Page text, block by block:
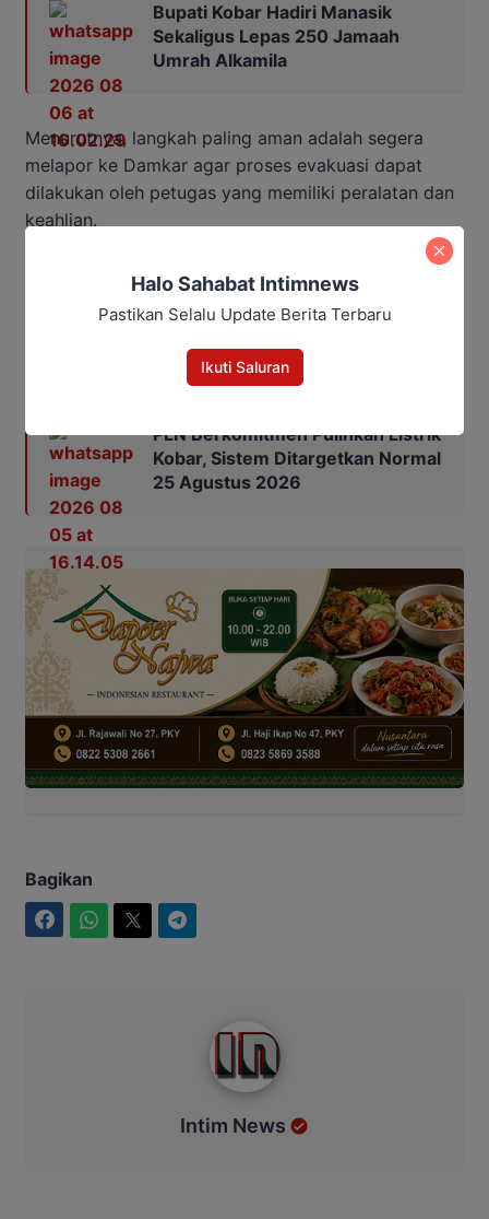
Bupati Kobar Hadiri Manasik
Sekaligus Lepas 250 Jamaah
Umrah Alkamila
Menurutnya, langkah paling aman adalah segera
melapor ke Damkar agar proses evakuasi dapat
dilakukan oleh petugas yang memiliki peralatan dan
keahlian.
Penulis: Yusro
Editor: Andrian
PLN Berkomitmen Pulihkan Listrik
Kobar, Sistem Ditargetkan Normal
25 Agustus 2026
Bagikan
Intim News
Halo Sahabat Intimnews
Pastikan Selalu Update Berita Terbaru
Ikuti Saluran